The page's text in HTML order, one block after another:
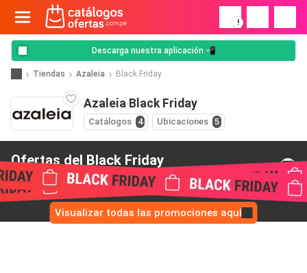
!
Descarga nuestra aplicación 📲
Tiendas Azaleia Black Friday
Azaleia Black Friday
Catálogos 4 Ubicaciones 5
Ofertas del Black Friday
de Azaleia
Visualizar todas las promociones aquí